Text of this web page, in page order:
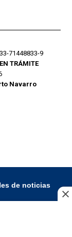
71448833-9
EN TRÁMITE
Navarro
de noticias